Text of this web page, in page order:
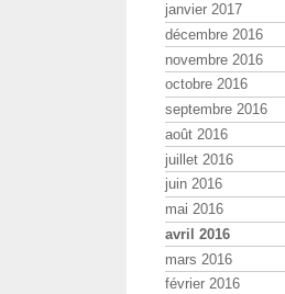
janvier 2017
décembre 2016
novembre 2016
octobre 2016
septembre 2016
août 2016
juillet 2016
juin 2016
mai 2016
avril 2016
mars 2016
février 2016